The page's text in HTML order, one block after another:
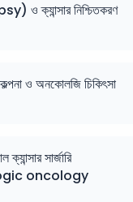
ও ক্যান্সার নিশ্চিতকরণ
ও অনকোলজি চিকিৎসা
সার্জারি
oncology